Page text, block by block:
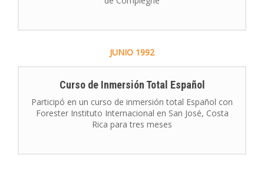
JUNIO 1992
Curso de Inmersión Total Español
Participó en un curso de inmersión total Español con
Forester Instituto Internacional en San José, Costa
Rica para tres meses